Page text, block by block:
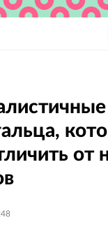
от